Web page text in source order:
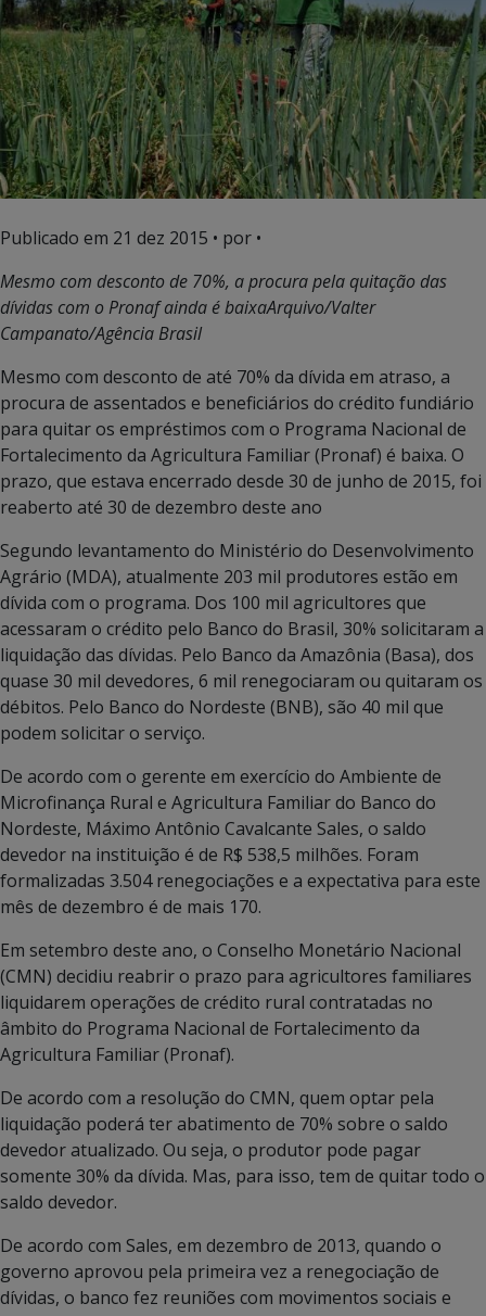
Publicado em 21 dez 2015 • por •
Mesmo com desconto de 70%, a procura pela quitação das
dívidas com o Pronaf ainda é baixaArquivo/Valter
Campanato/Agência Brasil
Mesmo com desconto de até 70% da dívida em atraso, a
procura de assentados e beneficiários do crédito fundiário
para quitar os empréstimos com o Programa Nacional de
Fortalecimento da Agricultura Familiar (Pronaf) é baixa. O
prazo, que estava encerrado desde 30 de junho de 2015, foi
reaberto até 30 de dezembro deste ano
Segundo levantamento do Ministério do Desenvolvimento
Agrário (MDA), atualmente 203 mil produtores estão em
dívida com o programa. Dos 100 mil agricultores que
acessaram o crédito pelo Banco do Brasil, 30% solicitaram a
liquidação das dívidas. Pelo Banco da Amazônia (Basa), dos
quase 30 mil devedores, 6 mil renegociaram ou quitaram os
débitos. Pelo Banco do Nordeste (BNB), são 40 mil que
podem solicitar o serviço.
De acordo com o gerente em exercício do Ambiente de
Microfinança Rural e Agricultura Familiar do Banco do
Nordeste, Máximo Antônio Cavalcante Sales, o saldo
devedor na instituição é de R$ 538,5 milhões. Foram
formalizadas 3.504 renegociações e a expectativa para este
mês de dezembro é de mais 170.
Em setembro deste ano, o Conselho Monetário Nacional
(CMN) decidiu reabrir o prazo para agricultores familiares
liquidarem operações de crédito rural contratadas no
âmbito do Programa Nacional de Fortalecimento da
Agricultura Familiar (Pronaf).
De acordo com a resolução do CMN, quem optar pela
liquidação poderá ter abatimento de 70% sobre o saldo
devedor atualizado. Ou seja, o produtor pode pagar
somente 30% da dívida. Mas, para isso, tem de quitar todo o
saldo devedor.
De acordo com Sales, em dezembro de 2013, quando o
governo aprovou pela primeira vez a renegociação de
dívidas, o banco fez reuniões com movimentos sociais e